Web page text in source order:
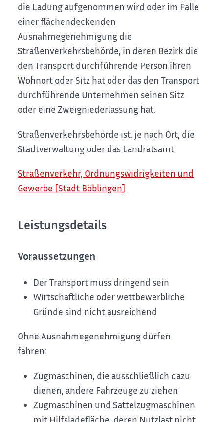
die Ladung aufgenommen wird oder im Falle
einer flächendeckenden
Ausnahmegenehmigung die
Straßenverkehrsbehörde, in deren Bezirk die
den Transport durchführende Person ihren
Wohnort oder Sitz hat oder das den Transport
durchführende Unternehmen seinen Sitz
oder eine Zweigniederlassung hat.
Straßenverkehrsbehörde ist, je nach Ort, die
Stadtverwaltung oder das Landratsamt.
Straßenverkehr, Ordnungswidrigkeiten und
Gewerbe [Stadt Böblingen]
Leistungsdetails
Voraussetzungen
Der Transport muss dringend sein
Wirtschaftliche oder wettbewerbliche
Gründe sind nicht ausreichend
Ohne Ausnahmegenehmigung dürfen
fahren:
Zugmaschinen, die ausschließlich dazu
dienen, andere Fahrzeuge zu ziehen
Zugmaschinen und Sattelzugmaschinen
mit Hilfsladefläche, deren Nutzlast nicht